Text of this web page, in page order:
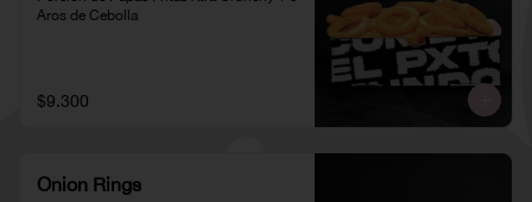
Aros de Cebolla
$9.300
Onion Rings